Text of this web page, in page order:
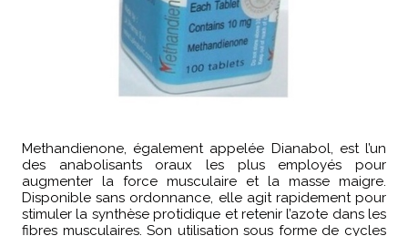
Methandienone, également appelée Dianabol, est l’un
des anabolisants oraux les plus employés pour
augmenter la force musculaire et la masse maigre.
Disponible sans ordonnance, elle agit rapidement pour
stimuler la synthèse protidique et retenir l’azote dans les
fibres musculaires. Son utilisation sous forme de cycles